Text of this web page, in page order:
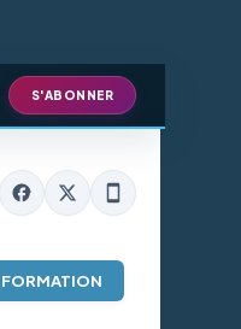
S'ABONNER
FORMATION